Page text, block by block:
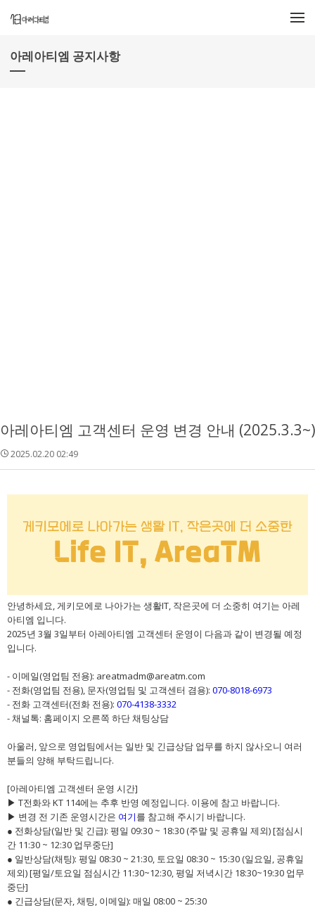
아레아티엠 공지사항
아레아티엠 고객센터 운영 변경 안내 (2025.3.3~)
2025.02.20 02:49
안녕하세요, 게키모에로 나아가는 생활IT, 작은곳에 더 소중히 여기는 아레
아티엠 입니다.
2025년 3월 3일부터 아레아티엠 고객센터 운영이 다음과 같이 변경될 예정
입니다.
- 이메일(영업팀 전용): areatmadm@areatm.com
- 전화(영업팀 전용), 문자(영업팀 및 고객센터 겸용): 070-8018-6973
- 전화 고객센터(전화 전용): 070-4138-3332
- 채널톡: 홈페이지 오른쪽 하단 채팅상담
아울러, 앞으로 영업팀에서는 일반 및 긴급상담 업무를 하지 않사오니 여러
분들의 양해 부탁드립니다.
[아레아티엠 고객센터 운영 시간]
▶ T전화와 KT 114에는 추후 반영 예정입니다. 이용에 참고 바랍니다.
▶ 변경 전 기존 운영시간은 여기를 참고해 주시기 바랍니다.
● 전화상담(일반 및 긴급): 평일 09:30 ~ 18:30 (주말 및 공휴일 제외) [점심시
간 11:30 ~ 12:30 업무중단]
● 일반상담(채팅): 평일 08:30 ~ 21:30, 토요일 08:30 ~ 15:30 (일요일, 공휴일
제외) [평일/토요일 점심시간 11:30~12:30, 평일 저녁시간 18:30~19:30 업무
중단]
● 긴급상담(문자, 채팅, 이메일): 매일 08:00 ~ 25:30